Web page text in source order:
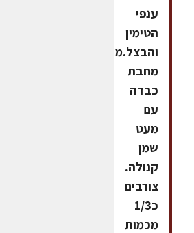
ענפי
הטימין
והבצל.מחממים
מחבת
כבדה
עם
מעט
שמן
קנולה.
צורבים
כ1/3
מכמות